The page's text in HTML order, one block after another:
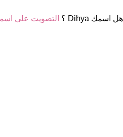
هل اسمك Dihya ؟ التصويت على